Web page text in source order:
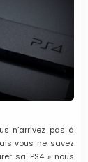
n’arrivez pas à
vous ne savez
sa PS4 » nous